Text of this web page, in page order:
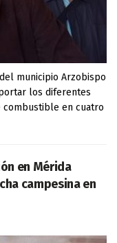
municipio Arzobispo
los diferentes
combustible en cuatro
en Mérida
campesina en